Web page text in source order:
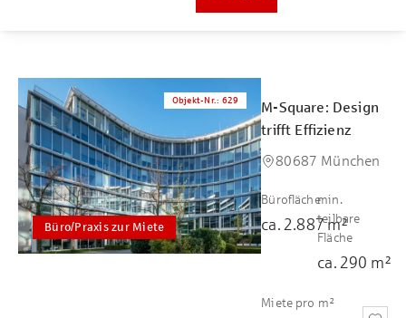
Büro/Praxis zur Miete
Objekt-Nr.: 629
M-Square: Design
trifft Effizienz
80687 München
Bürofläche
ca. 2.887m²
min.
teilbare
Fläche
ca. 290 m²
Miete pro m²